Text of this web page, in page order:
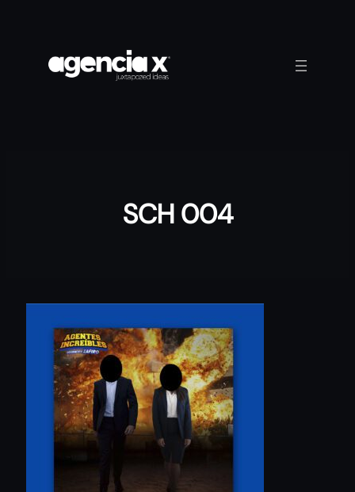
SCH 004